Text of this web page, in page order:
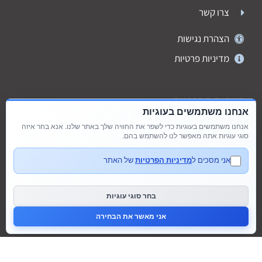
צרו קשר
הצהרת נגישות
מדיניות פרטיות
רשתות חברתיות
אנחנו משתמשים בעוגיות
אנחנו משתמשים בעוגיות כדי לשפר את החוויה שלך באתר שלנו. אנא בחר איזה
סוגי עוגיות אתה מאפשר לנו להשתמש בהם.
אני מסכים למדיניות הפרטיותשל האתר
בחר סוגי עוגיות
אני מאשר את הבחירה